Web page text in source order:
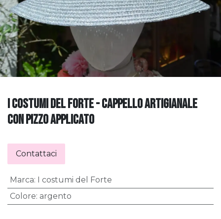
I COSTUMI DEL FORTE - CAPPELLO ARTIGIANALE
CON PIZZO APPLICATO
Contattaci
Marca:
I costumi del Forte
Colore: argento